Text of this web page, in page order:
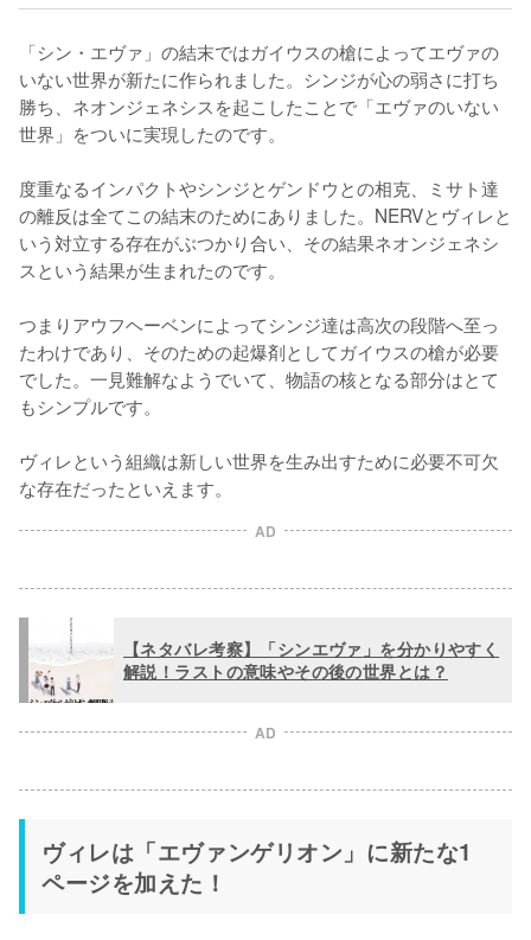
「シン・エヴァ」の結末ではガイウスの槍によってエヴァの
いない世界が新たに作られました。シンジが心の弱さに打ち
勝ち、ネオンジェネシスを起こしたことで「エヴァのいない
世界」をついに実現したのです。
度重なるインパクトやシンジとゲンドウとの相克、ミサト達
の離反は全てこの結末のためにありました。NERVとヴィレと
いう対立する存在がぶつかり合い、その結果ネオンジェネシ
スという結果が生まれたのです。
つまりアウフヘーベンによってシンジ達は高次の段階へ至っ
たわけであり、そのための起爆剤としてガイウスの槍が必要
でした。一見難解なようでいて、物語の核となる部分はとて
もシンプルです。
ヴィレという組織は新しい世界を生み出すために必要不可欠
な存在だったといえます。
AD
【ネタバレ考察】「シンエヴァ」を分かりやすく
解説！ラストの意味やその後の世界とは？
AD
ヴィレは「エヴァンゲリオン」に新たな1
ページを加えた！